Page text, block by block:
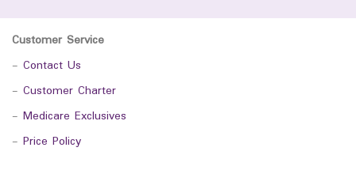
Customer Service
- Contact Us
- Customer Charter
- Medicare Exclusives
- Price Policy